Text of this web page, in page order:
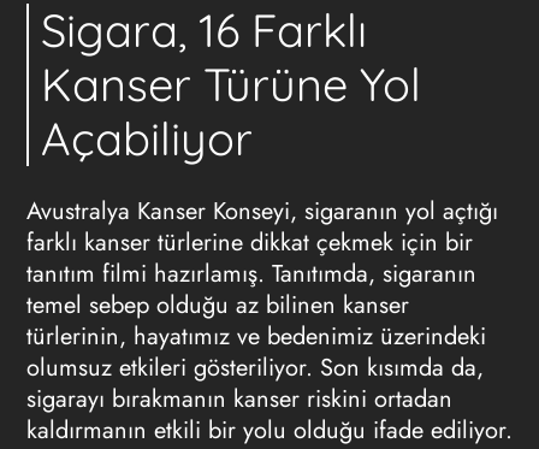
Sigara, 16 Farklı
Kanser Türüne Yol
Açabiliyor
Avustralya Kanser Konseyi, sigaranın yol açtığı
farklı kanser türlerine dikkat çekmek için bir
tanıtım filmi hazırlamış. Tanıtımda, sigaranın
temel sebep olduğu az bilinen kanser
türlerinin, hayatımız ve bedenimiz üzerindeki
olumsuz etkileri gösteriliyor. Son kısımda da,
sigarayı bırakmanın kanser riskini ortadan
kaldırmanın etkili bir yolu olduğu ifade ediliyor.